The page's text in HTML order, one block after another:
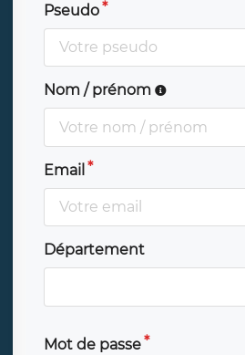
Pseudo
Nom / prénom
Email
Département
Mot de passe